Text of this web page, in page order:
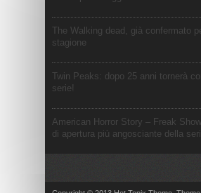
The Walking dead, già confermato
stagione
Twin Peaks: dopo 25 anni tornerà
serie!
American Horror Story – Freak
di apertura più angosciante della